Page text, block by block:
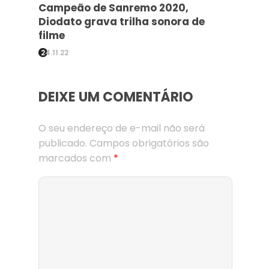
Campeão de Sanremo 2020,
Diodato grava trilha sonora de
filme
24.11.22
DEIXE UM COMENTÁRIO
O seu endereço de e-mail não será
publicado. Campos obrigatórios são
marcados com *